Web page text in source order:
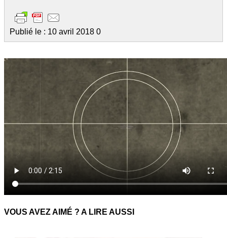
Publié le : 10 avril 2018 0
VOUS AVEZ AIMÉ ? A LIRE AUSSI